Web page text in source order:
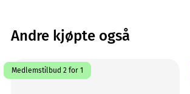
Andre kjøpte også
Medlemstilbud 2 for 1